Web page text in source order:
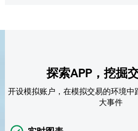
探索APP，挖掘
开设模拟账户，在模拟交易的环境中
大事件